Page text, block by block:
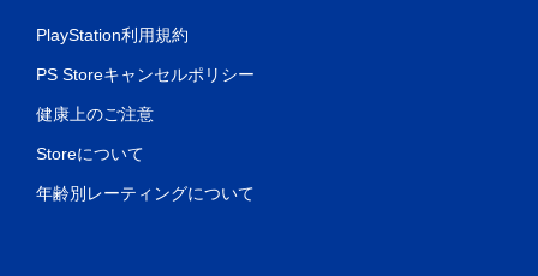
PlayStation利用規約
PS Storeキャンセルポリシー
健康上のご注意
Storeについて
年齢別レーティングについて